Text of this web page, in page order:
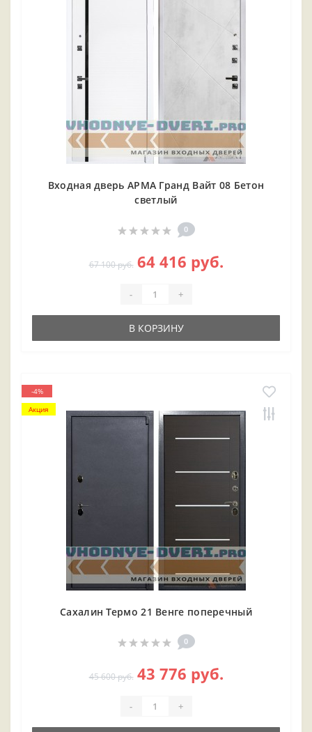
Входная дверь АРМА Гранд Вайт 08 Бетон
светлый
0
67 100 руб. 64 416 руб.
- +
В КОРЗИНУ
-4%
Акция
Сахалин Термо 21 Венге поперечный
0
45 600 руб. 43 776 руб.
- +